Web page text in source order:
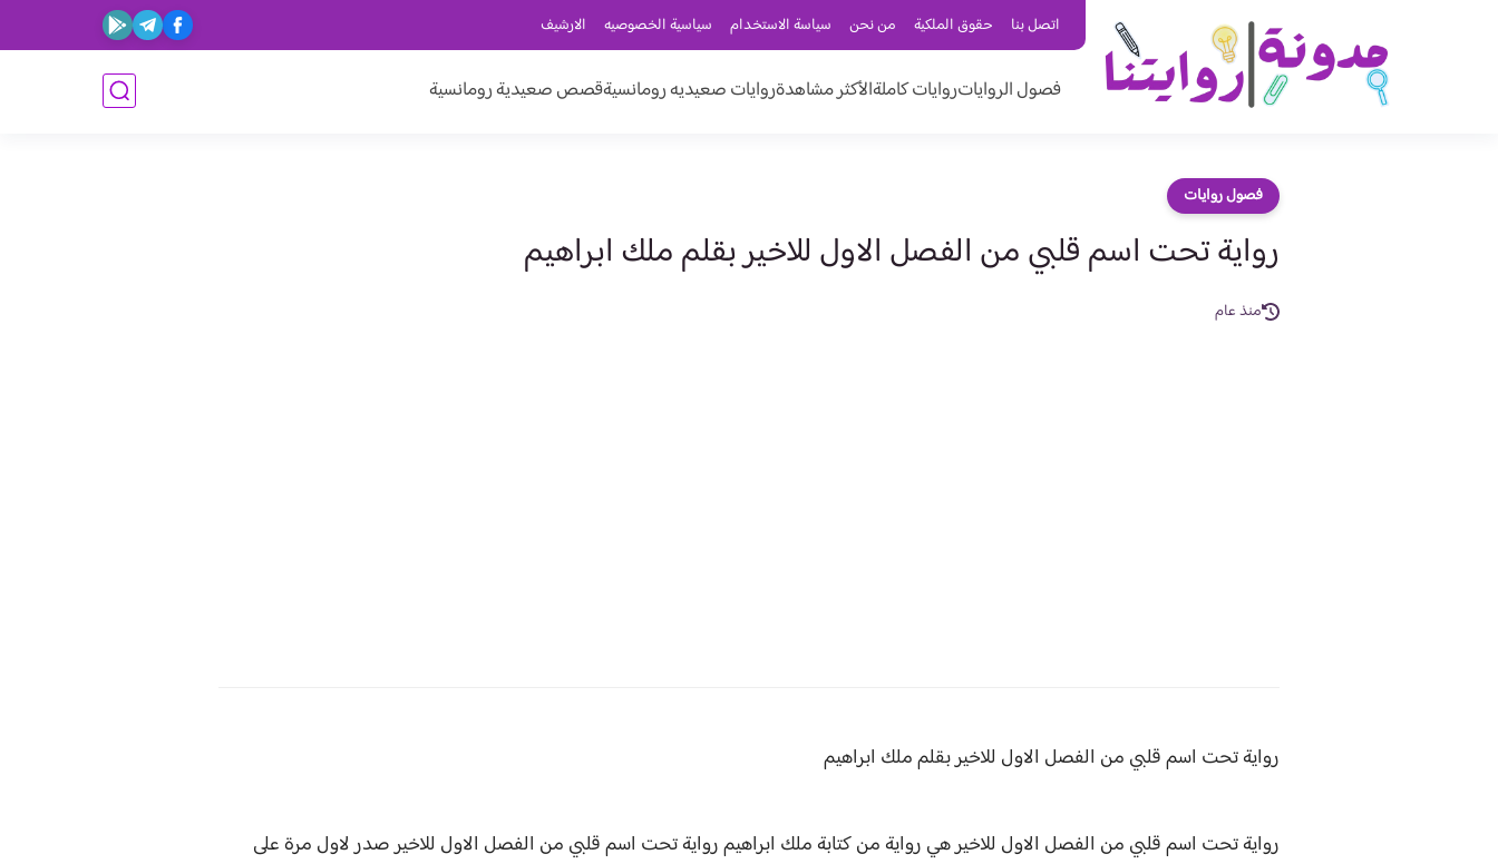
اتصل بنا حقوق الملكية من نحن سياسة الاستخدام سياسية الخصوصيه الارشيف
فصول الرواياتروايات كاملةالأكثر مشاهدةروايات صعيديه رومانسيةقصص صعيدية رومانسية
فصول روايات
رواية تحت اسم قلبي من الفصل الاول للاخير بقلم ملك ابراهيم
منذ عام
رواية تحت اسم قلبي من الفصل الاول للاخير بقلم ملك ابراهيم
رواية تحت اسم قلبي من الفصل الاول للاخير هي رواية من كتابة ملك ابراهيمرواية تحت اسم قلبي من الفصل الاول للاخير صدر لاول مرة على